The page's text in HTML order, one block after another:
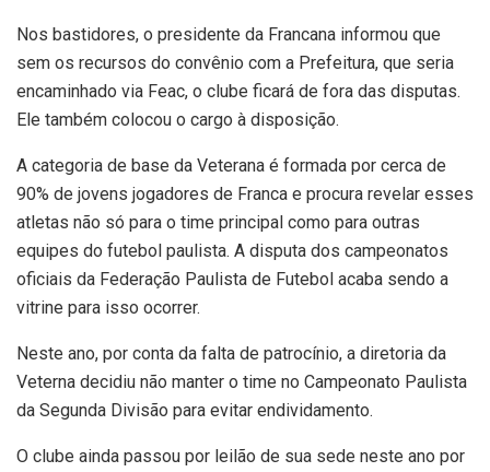
Nos bastidores, o presidente da Francana informou que
sem os recursos do convênio com a Prefeitura, que seria
encaminhado via Feac, o clube ficará de fora das disputas.
Ele também colocou o cargo à disposição.
A categoria de base da Veterana é formada por cerca de
90% de jovens jogadores de Franca e procura revelar esses
atletas não só para o time principal como para outras
equipes do futebol paulista. A disputa dos campeonatos
oficiais da Federação Paulista de Futebol acaba sendo a
vitrine para isso ocorrer.
Neste ano, por conta da falta de patrocínio, a diretoria da
Veterna decidiu não manter o time no Campeonato Paulista
da Segunda Divisão para evitar endividamento.
O clube ainda passou por leilão de sua sede neste ano por